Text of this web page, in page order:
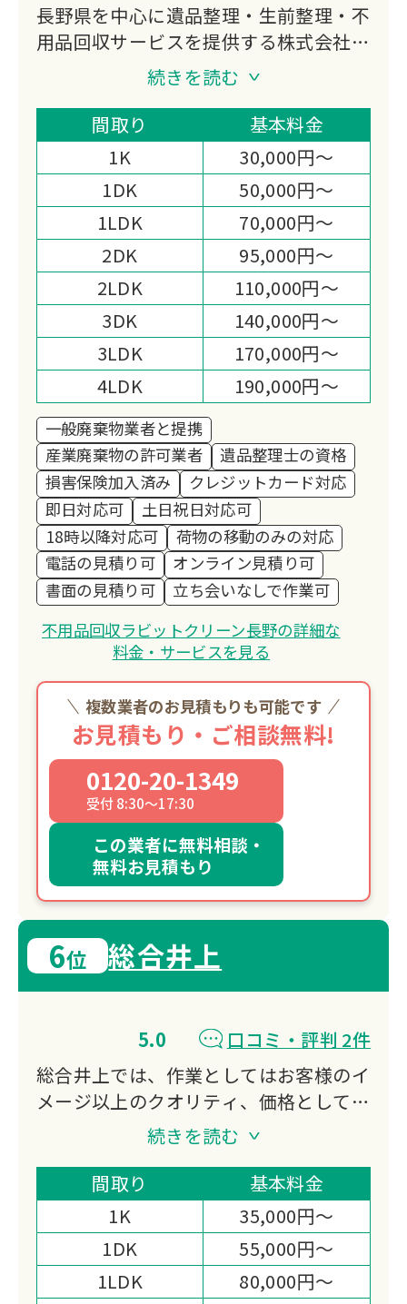
長野県を中心に遺品整理・生前整理・不
用品回収サービスを提供する株式会社
Fortuna（長野ラビットクリーン）。地
域密着型の丁寧な対応と、ご遺族の気持
ちに寄り添ったサービスで、大切な遺品
を真心込めて整理いたします。
続きを読む
間取り
基本料金
1K
30,000円～
1DK
50,000円～
1LDK
70,000円～
2DK
95,000円～
2LDK
110,000円～
3DK
140,000円～
3LDK
170,000円～
4LDK
190,000円～
一般廃棄物業者と提携
産業廃棄物の許可業者
遺品整理士の資格
損害保険加入済み
クレジットカード対応
即日対応可
土日祝日対応可
18時以降対応可
荷物の移動のみの対応
電話の見積り可
オンライン見積り可
書面の見積り可
立ち会いなしで作業可
不用品回収ラビットクリーン長野の詳細な
料金・サービスを見る
複数業者のお見積もりも可能です
お見積もり・ご相談無料!
0120-20-1349
受付 8:30～17:30
この業者に無料相談・
無料お見積もり
6位 総合井上
5.0
口コミ・評判 2件
総合井上では、作業としてはお客様のイ
メージ以上のクオリティ、価格としては
出来る限りお客様のご負担が少しでも少
なくなるよう努力させていただきます。
作業スピードと致しましては、お客様の
希望通り、また少し早めに納期など時期
によって様々ですが出来る限り早く受け
渡しが出来るよう心がけていきたいと思
います。
続きを読む
間取り
基本料金
1K
35,000円～
1DK
55,000円～
1LDK
80,000円～